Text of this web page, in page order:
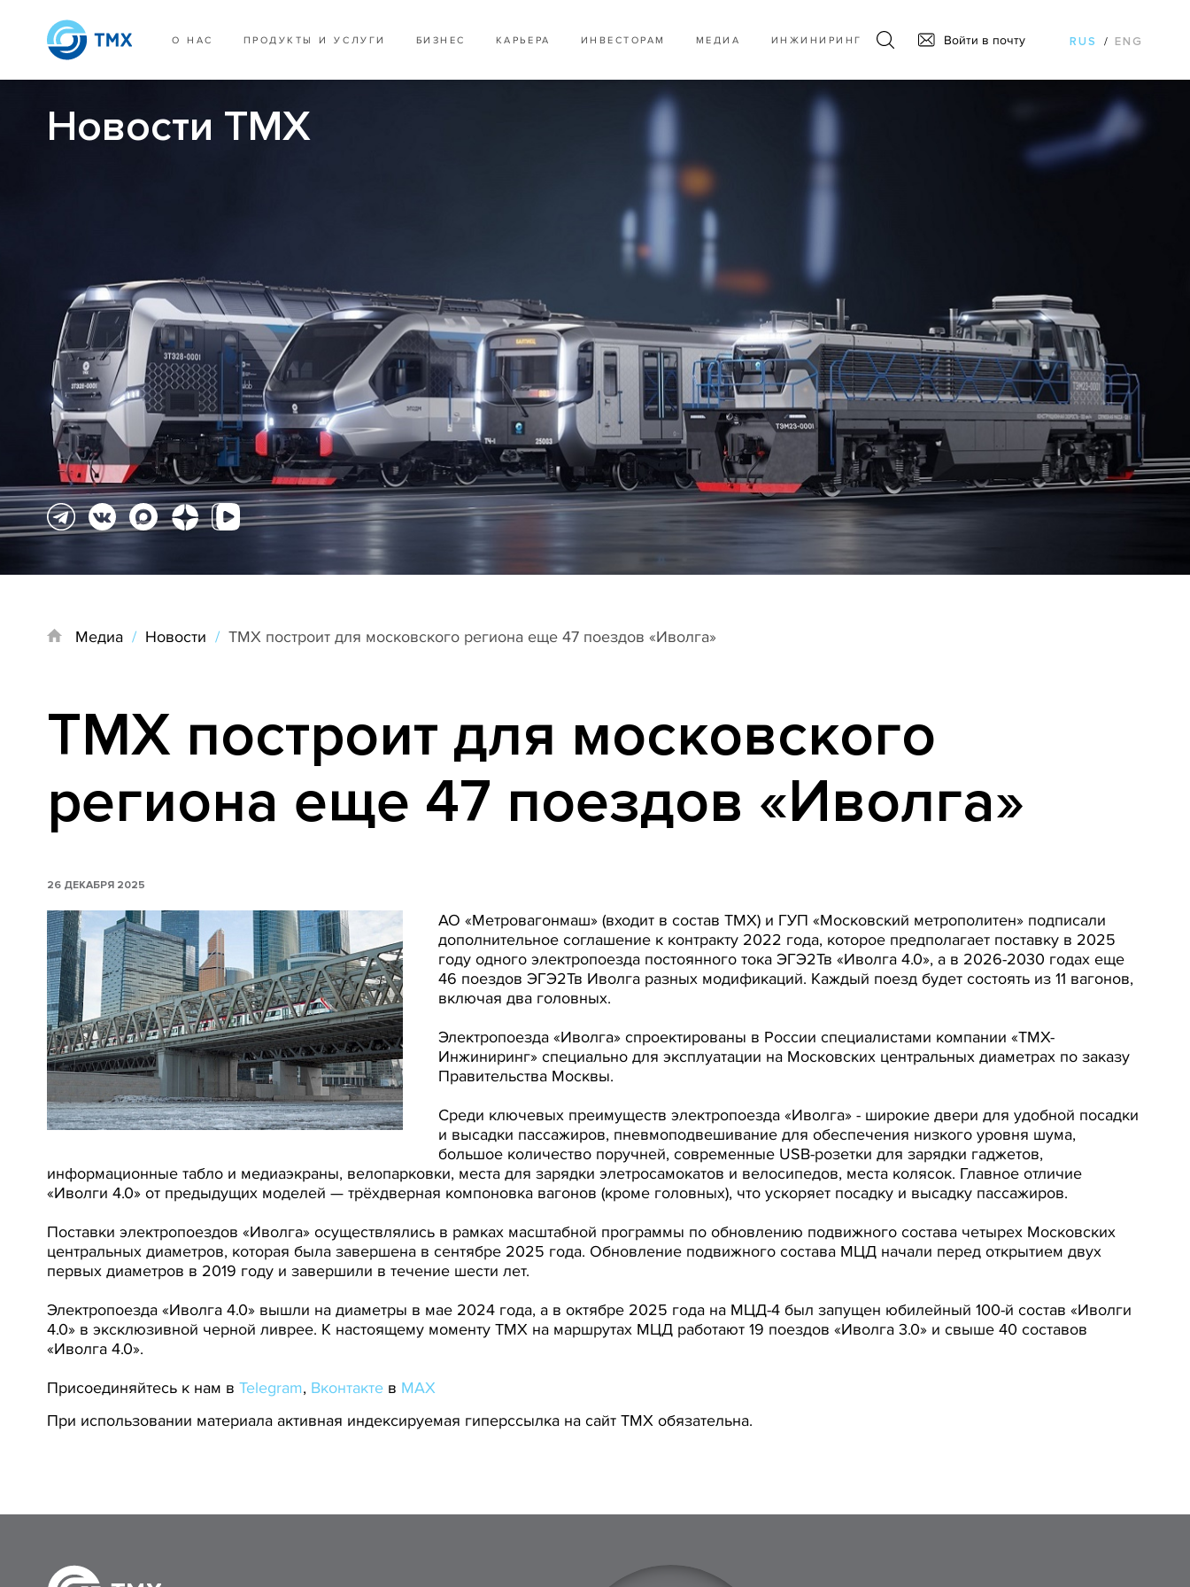
О НАС ПРОДУКТЫ И УСЛУГИ БИЗНЕС КАРЬЕРА ИНВЕСТОРАМ МЕДИА ИНЖИНИРИНГ Войти в почту RUS / ENG
Новости ТМХ
Медиа / Новости / ТМХ построит для московского региона еще 47 поездов «Иволга»
ТМХ построит для московского
региона еще 47 поездов «Иволга»
26 ДЕКАБРЯ 2025
АО «Метровагонмаш» (входит в состав ТМХ) и ГУП «Московский метрополитен» подписали
дополнительное соглашение к контракту 2022 года, которое предполагает поставку в 2025
году одного электропоезда постоянного тока ЭГЭ2Тв «Иволга 4.0», а в 2026-2030 годах еще
46 поездов ЭГЭ2Тв Иволга разных модификаций. Каждый поезд будет состоять из 11 вагонов,
включая два головных.
Электропоезда «Иволга» спроектированы в России специалистами компании «ТМХ-
Инжиниринг» специально для эксплуатации на Московских центральных диаметрах по заказу
Правительства Москвы.
Среди ключевых преимуществ электропоезда «Иволга» - широкие двери для удобной посадки
и высадки пассажиров, пневмоподвешивание для обеспечения низкого уровня шума,
большое количество поручней, современные USB-розетки для зарядки гаджетов,
информационные табло и медиаэкраны, велопарковки, места для зарядки элетросамокатов и велосипедов, места колясок. Главное отличие
«Иволги 4.0» от предыдущих моделей — трёхдверная компоновка вагонов (кроме головных), что ускоряет посадку и высадку пассажиров.
Поставки электропоездов «Иволга» осуществлялись в рамках масштабной программы по обновлению подвижного состава четырех Московских
центральных диаметров, которая была завершена в сентябре 2025 года. Обновление подвижного состава МЦД начали перед открытием двух
первых диаметров в 2019 году и завершили в течение шести лет.
Электропоезда «Иволга 4.0» вышли на диаметры в мае 2024 года, а в октябре 2025 года на МЦД-4 был запущен юбилейный 100-й состав «Иволги
4.0» в эксклюзивной черной ливрее. К настоящему моменту ТМХ на маршрутах МЦД работают 19 поездов «Иволга 3.0» и свыше 40 составов
«Иволга 4.0».
Присоединяйтесь к нам в Telegram, Вконтакте в MAX
При использовании материала активная индексируемая гиперссылка на сайт ТМХ обязательна.